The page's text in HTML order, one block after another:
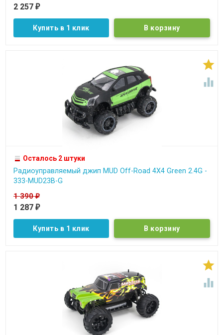
2 257 ₽
Купить в 1 клик


Осталось 2 штуки
Радиоуправляемый джип MUD Off-Road 4X4 Green 2.4G -
333-MUD23B-G
1 390₽
1 287 ₽
Купить в 1 клик

